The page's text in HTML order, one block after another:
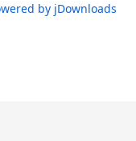
by jDownloads